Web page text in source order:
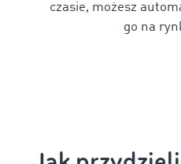
czasie, możesz
go na